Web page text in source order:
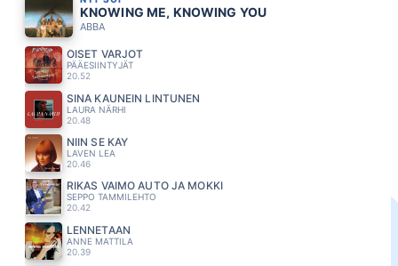
KNOWING ME, KNOWING YOU
ABBA
ÖISET VARJOT
PÄÄESIINTYJÄT
20.52
SINÄ KAUNEIN LINTUNEN
LAURA NÄRHI
20.48
NIIN SE KÄY
LAVEN LEA
20.46
RIKAS VAIMO AUTO JA MOKKI
SEPPO TAMMILEHTO
20.42
LENNETAAN
ANNE MATTILA
20.39